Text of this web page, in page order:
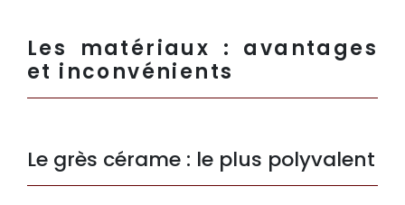
Les matériaux : avantages
et inconvénients
Le grès cérame : le plus polyvalent